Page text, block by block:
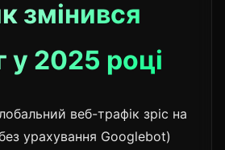
змінився
у 2025 році
веб-трафік зріс на
урахування Googlebot)